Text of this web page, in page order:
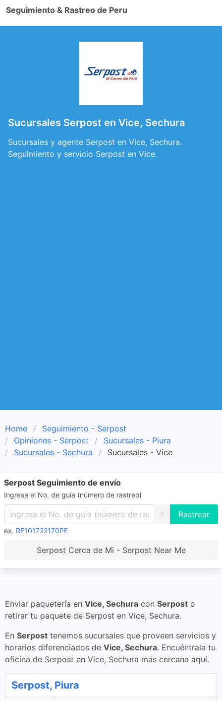
Seguimiento & Rastreo de Peru
Sucursales Serpost en Vice, Sechura
Sucursales y agente Serpost en Vice, Sechura.
Seguimiento y servicio Serpost en Vice.
Home
Seguimiento - Serpost
Opiniones - Serpost
Sucursales - Piura
Sucursales - Sechura
Sucursales - Vice
Serpost Seguimiento de envío
Ingresa el No. de guía (número de rastreo)
X
ex. RE101722170PE
Serpost Cerca de Mi - Serpost Near Me
Enviar paquetería en Vice, Sechura con Serpost o
retirar tu paquete de Serpost en Vice, Sechura.
En Serpost tenemos sucursales que proveen servicios y
horarios diferenciados de Vice, Sechura. Encuéntrala tu
oficina de Serpost en Vice, Sechura más cercana aquí.
Serpost, Piura